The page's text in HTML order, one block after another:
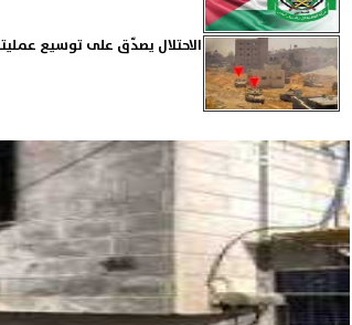
الاحتلال يصدّق على توسيع